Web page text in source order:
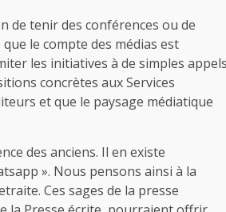
de tenir des conférences ou de
le compte des médias est
les initiatives à de simples
concrètes aux Services
et que le paysage médiatique
des anciens. Il en existe
». Nous pensons ainsi à la
Ces sages de la presse